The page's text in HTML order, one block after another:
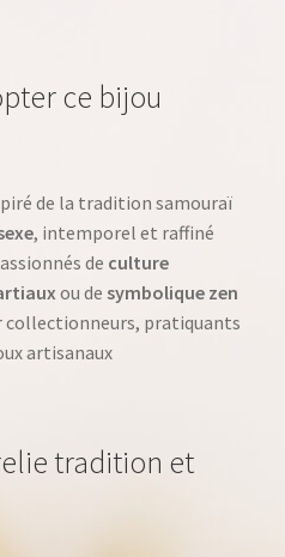
ce bijou
de la tradition samouraï
, intemporel et raffiné
de culture
ou de symbolique zen
collectionneurs, pratiquants
artisanaux
tradition et